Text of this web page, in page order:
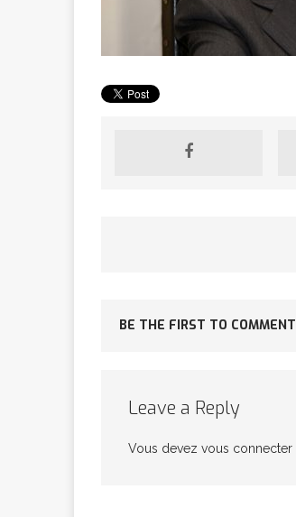
BE THE FIRST TO COMMENT
Leave a Reply
Vous devez vous connecter